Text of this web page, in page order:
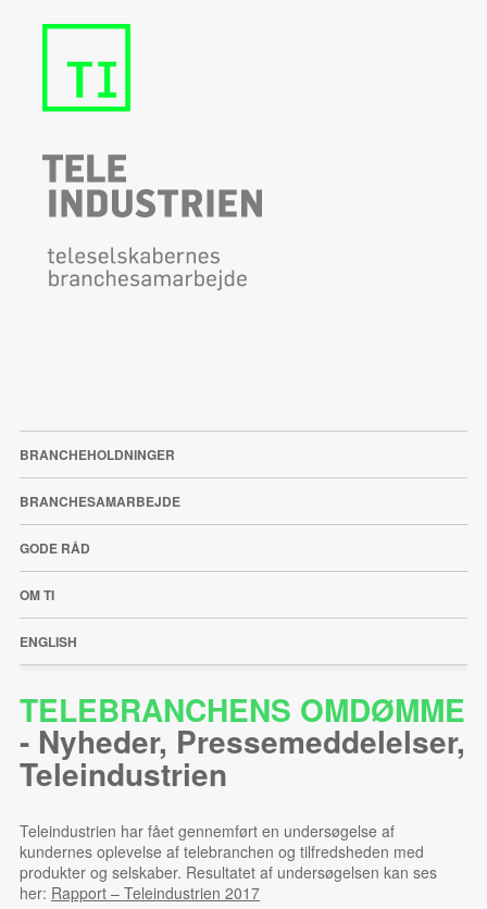
BRANCHEHOLDNINGER
BRANCHESAMARBEJDE
GODE RÅD
OM TI
ENGLISH
TELEBRANCHENS OMDØMME
- Nyheder, Pressemeddelelser,
Teleindustrien
Teleindustrien har fået gennemført en undersøgelse af
kundernes oplevelse af telebranchen og tilfredsheden med
produkter og selskaber. Resultatet af undersøgelsen kan ses
her: Rapport – Teleindustrien 2017